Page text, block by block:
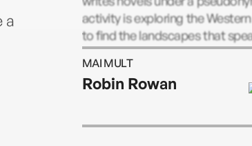
a
activity is exploring the
to find the landscapes that
and inspire her writing.
MAI MULT
Robin Rowan